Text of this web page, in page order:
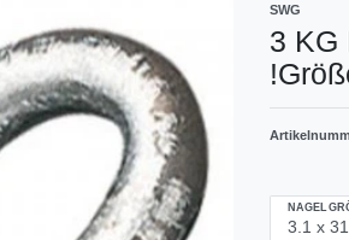
SWG
3 KG